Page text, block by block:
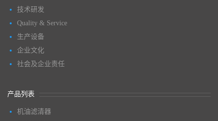
技术研发
Quality & Service
生产设备
企业文化
社会及企业责任
产品列表
机油滤清器